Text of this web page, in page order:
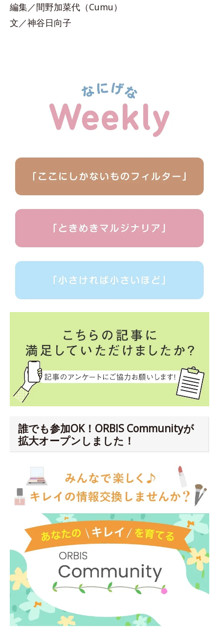
編集／間野加菜代（Cumu）
文／神谷日向子
誰でも参加OK！ORBIS Communityが
拡大オープンしました！